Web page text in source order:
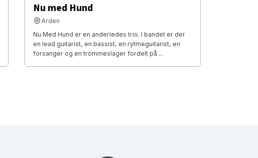
Nu med Hund
Arden
Nu Med Hund er en anderledes trio. I bandet er der
en lead guitarist, en bassist, en rytmeguitarist, en
forsanger og en trommeslager fordelt på ...